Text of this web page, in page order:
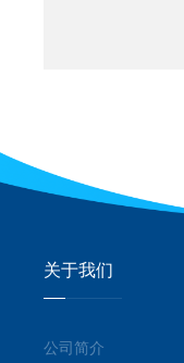
关于我们
公司简介